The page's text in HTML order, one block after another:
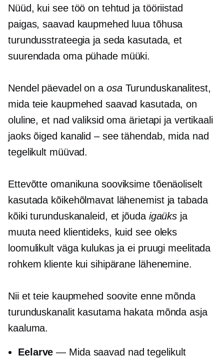
Nüüd, kui see töö on tehtud ja tööriistad
paigas, saavad kaupmehed luua tõhusa
turundusstrateegia ja seda kasutada, et
suurendada oma pühade müüki.
Nendel päevadel on a osaTurunduskanalitest,
mida teie kaupmehed saavad kasutada, on
oluline, et nad valiksid oma ärietapi ja vertikaali
jaoks õiged kanalid – see tähendab, mida nad
tegelikult müüvad.
Ettevõtte omanikuna sooviksime tõenäoliselt
kasutada kõikehõlmavat lähenemist ja tabada
kõiki turunduskanaleid, et jõuda igaüks ja
muuta need klientideks, kuid see oleks
loomulikult väga kulukas ja ei pruugi meelitada
rohkem kliente kui sihipärane lähenemine.
Nii et teie kaupmehed soovite enne mõnda
turunduskanalit kasutama hakata mõnda asja
kaaluma.
Eelarve — Mida saavad nad tegelikult